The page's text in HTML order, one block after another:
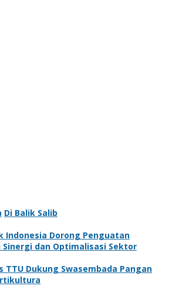
Di Balik Salib
Indonesia Dorong Penguatan
Sinergi dan Optimalisasi Sektor
TTU Dukung Swasembada Pangan